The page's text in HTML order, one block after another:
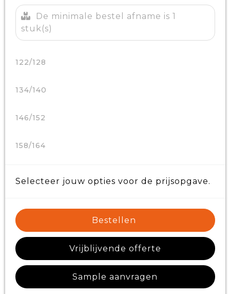
De minimale bestel afname is 1
stuk(s)
122/128
134/140
146/152
158/164
Selecteer jouw opties voor de prijsopgave.
Bestellen
Vrijblijvende offerte
Sample aanvragen